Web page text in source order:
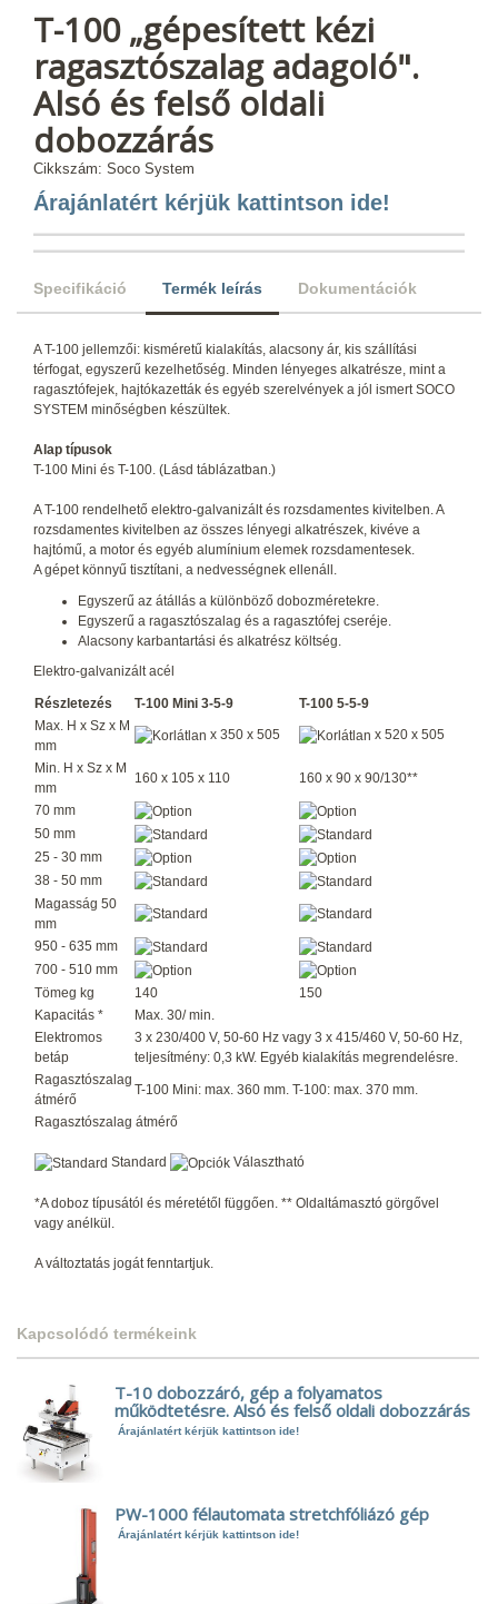
T-100 „gépesített kézi
ragasztószalag adagoló".
Alsó és felső oldali
dobozzárás
Cikkszám: Soco System
Árajánlatért kérjük kattintson ide!
Specifikáció Termék leírás Dokumentációk
A T-100 jellemzői: kisméretű kialakítás, alacsony ár, kis szállítási
térfogat, egyszerű kezelhetőség. Minden lényeges alkatrésze, mint a
ragasztófejek, hajtókazetták és egyéb szerelvények a jól ismert SOCO
SYSTEM minőségben készültek.
Alap típusok
T-100 Mini és T-100. (Lásd táblázatban.)
A T-100 rendelhető elektro-galvanizált és rozsdamentes kivitelben. A
rozsdamentes kivitelben az összes lényegi alkatrészek, kivéve a
hajtómű, a motor és egyéb alumínium elemek rozsdamentesek.
A gépet könnyű tisztítani, a nedvességnek ellenáll.
Egyszerű az átállás a különböző dobozméretekre.
Egyszerű a ragasztószalag és a ragasztófej cseréje.
Alacsony karbantartási és alkatrész költség.
Elektro-galvanizált acél
Részletezés T-100 Mini 3-5-9
T-100 5-5-9
Max. H x Sz x M
mm
x 350 x 505 x 520 x 505
Min. H x Sz x M
mm
160 x 105 x 110 160 x 90 x 90/130**
70 mm
50 mm
25 - 30 mm
38 - 50 mm
Magasság 50
mm
950 - 635 mm
700 - 510 mm
Tömeg kg
140
150
Kapacitás *
Max. 30/ min.
Elektromos
betáp
3 x 230/400 V, 50-60 Hz vagy 3 x 415/460 V, 50-60 Hz,
teljesítmény: 0,3 kW. Egyéb kialakítás megrendelésre.
Ragasztószalag
átmérő
T-100 Mini: max. 360 mm. T-100: max. 370 mm.
Ragasztószalag átmérő
Standard Választható
*A doboz típusától és méretétől függően. ** Oldaltámasztó görgővel
vagy anélkül.
A változtatás jogát fenntartjuk.
Kapcsolódó termékeink
T-10 dobozzáró, gép a folyamatos
működtetésre. Alsó és felső oldali dobozzárás
Árajánlatért kérjük kattintson ide!
PW-1000 félautomata stretchfóliázó gép
Árajánlatért kérjük kattintson ide!